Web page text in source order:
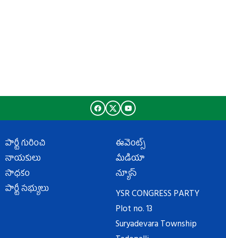
పార్టీ గురించి
నాయకులు
సాధకం
పార్టీ సభ్యులు
ఈవెంట్స్
మీడియా
న్యూస్
YSR CONGRESS PARTY
Plot no. 13
Suryadevara Township